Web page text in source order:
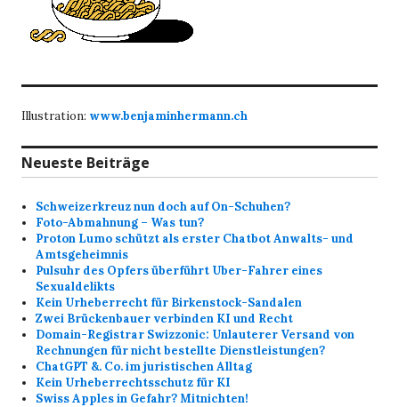
Illustration: www.benjaminhermann.ch
Neueste Beiträge
Schweizerkreuz nun doch auf On-Schuhen?
Foto-Abmahnung – Was tun?
Proton Lumo schützt als erster Chatbot Anwalts- und
Amtsgeheimnis
Pulsuhr des Opfers überführt Uber-Fahrer eines
Sexualdelikts
Kein Urheberrecht für Birkenstock-Sandalen
Zwei Brückenbauer verbinden KI und Recht
Domain-Registrar Swizzonic: Unlauterer Versand von
Rechnungen für nicht bestellte Dienstleistungen?
ChatGPT &. Co. im juristischen Alltag
Kein Urheberrechtsschutz für KI
Swiss Apples in Gefahr? Mitnichten!